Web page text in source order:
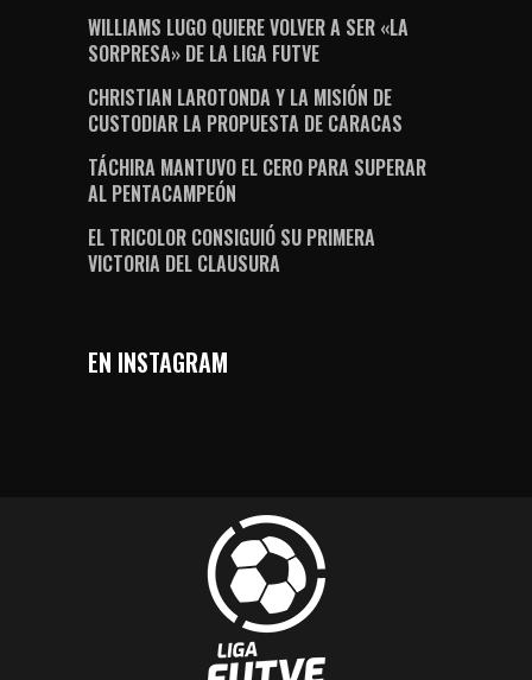
WILLIAMS LUGO QUIERE VOLVER A SER «LA
SORPRESA» DE LA LIGA FUTVE
CHRISTIAN LAROTONDA Y LA MISIÓN DE
CUSTODIAR LA PROPUESTA DE CARACAS
TÁCHIRA MANTUVO EL CERO PARA SUPERAR
AL PENTACAMPEÓN
EL TRICOLOR CONSIGUIÓ SU PRIMERA
VICTORIA DEL CLAUSURA
EN INSTAGRAM